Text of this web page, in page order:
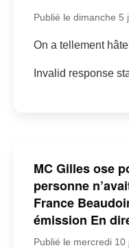
Publié le dimanche 5
On a tellement
Invalid response
MC Gilles ose
personne
France
émission En
Publié le mercredi 10